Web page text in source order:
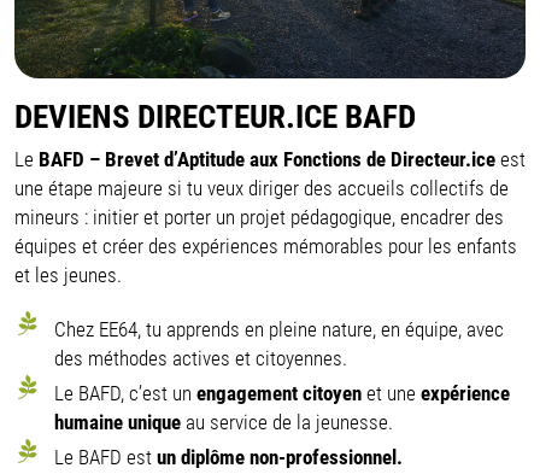
DEVIENS DIRECTEUR.ICE BAFD
Le BAFD – Brevet d’Aptitude aux Fonctions de Directeur.ice est
une étape majeure si tu veux diriger des accueils collectifs de
mineurs : initier et porter un projet pédagogique, encadrer des
équipes et créer des expériences mémorables pour les enfants
et les jeunes.
Chez EE64, tu apprends en pleine nature, en équipe, avec
des méthodes actives et citoyennes.
Le BAFD, c’est un engagement citoyenet une expérience
humaine uniqueau service de la jeunesse.
Le BAFD est un diplôme non-professionnel.